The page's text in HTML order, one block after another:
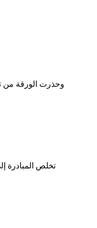
وحذرت الورقة من
تخلص المبادرة